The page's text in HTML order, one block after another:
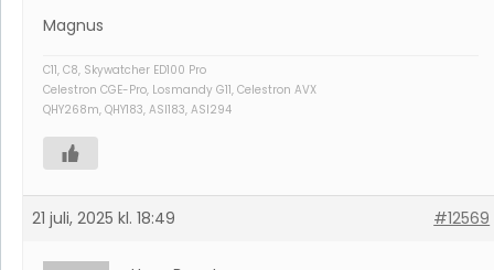
Magnus
C11, C8, Skywatcher ED100 Pro
Celestron CGE-Pro, Losmandy G11, Celestron AVX
QHY268m, QHY183, ASI183, ASI294
21 juli, 2025 kl. 18:49 #12569